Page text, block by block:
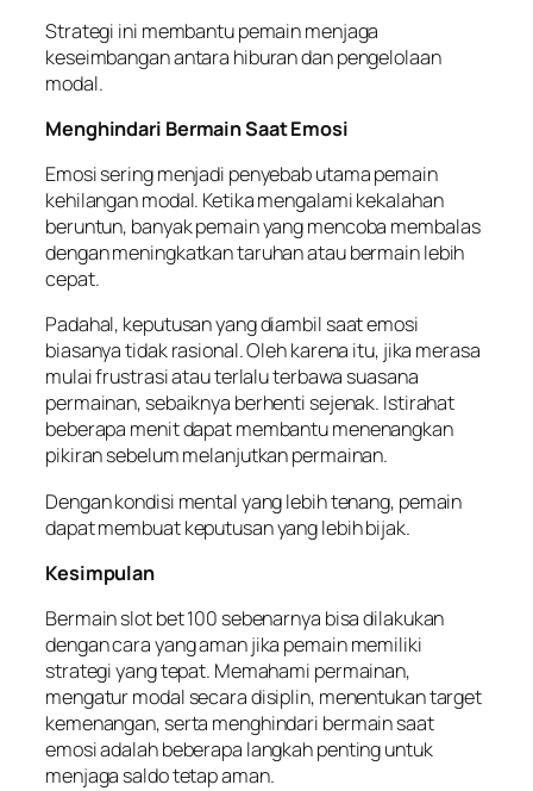
Strategi ini membantu pemain menjaga
keseimbangan antara hiburan dan pengelolaan
modal.
Menghindari Bermain Saat Emosi
Emosi sering menjadi penyebab utama pemain
kehilangan modal. Ketika mengalami kekalahan
beruntun, banyak pemain yang mencoba membalas
dengan meningkatkan taruhan atau bermain lebih
cepat.
Padahal, keputusan yang diambil saat emosi
biasanya tidak rasional. Oleh karena itu, jika merasa
mulai frustrasi atau terlalu terbawa suasana
permainan, sebaiknya berhenti sejenak. Istirahat
beberapa menit dapat membantu menenangkan
pikiran sebelum melanjutkan permainan.
Dengan kondisi mental yang lebih tenang, pemain
dapat membuat keputusan yang lebih bijak.
Kesimpulan
Bermain slot bet 100 sebenarnya bisa dilakukan
dengan cara yang aman jika pemain memiliki
strategi yang tepat. Memahami permainan,
mengatur modal secara disiplin, menentukan target
kemenangan, serta menghindari bermain saat
emosi adalah beberapa langkah penting untuk
menjaga saldo tetap aman.